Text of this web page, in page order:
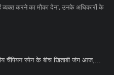
करने का मौका देना, उनके अधिकारों के
चैंपियन स्पेन के बीच खिताबी जंग आज,...